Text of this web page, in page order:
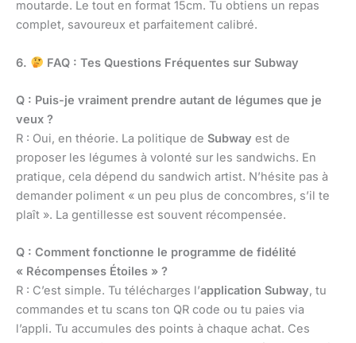
moutarde. Le tout en format 15cm. Tu obtiens un repas
complet, savoureux et parfaitement calibré.
6. FAQ : Tes Questions Fréquentes sur Subway
Q : Puis-je vraiment prendre autant de légumes que je
veux ?
R : Oui, en théorie. La politique de Subway est de
proposer les légumes à volonté sur les sandwichs. En
pratique, cela dépend du sandwich artist. N’hésite pas à
demander poliment « un peu plus de concombres, s’il te
plaît ». La gentillesse est souvent récompensée.
Q : Comment fonctionne le programme de fidélité
« Récompenses Étoiles » ?
R : C’est simple. Tu télécharges l’application Subway, tu
commandes et tu scans ton QR code ou tu paies via
l’appli. Tu accumules des points à chaque achat. Ces